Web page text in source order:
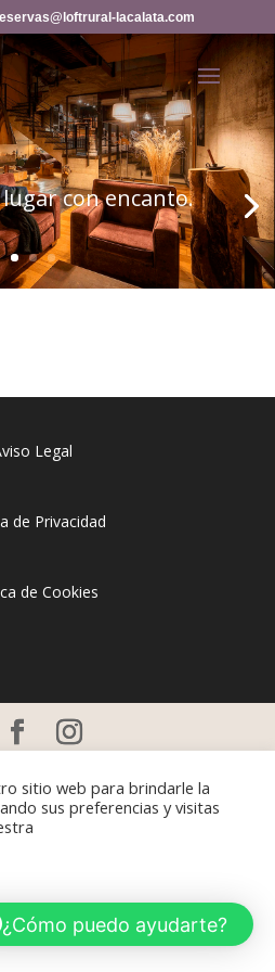
lacalata.com
con encanto.
Legal
de Privacidad
de Cookies
sitio web para brindarle la
sus preferencias y visitas
¿Cómo puedo ayudarte?